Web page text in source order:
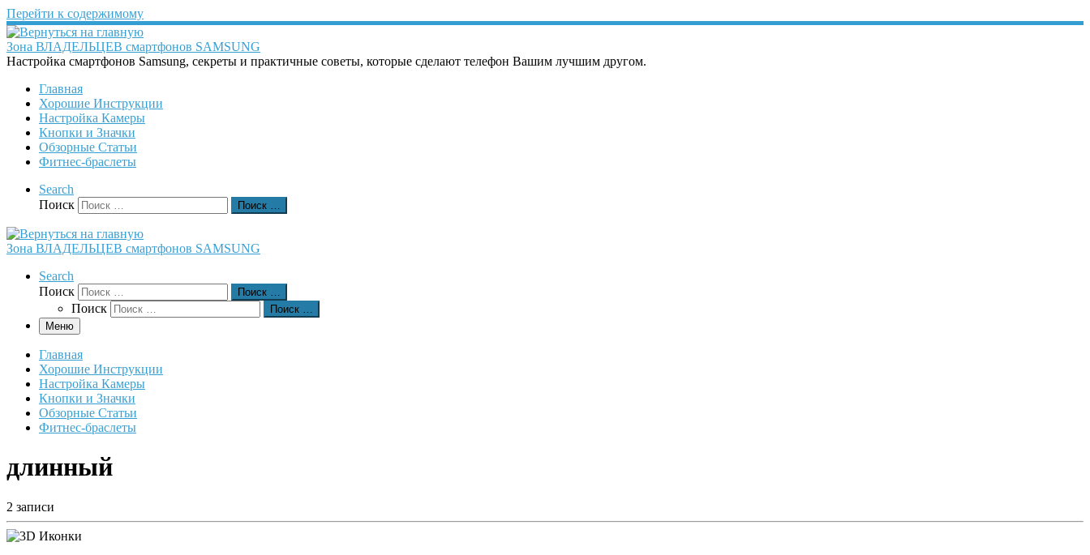
Перейти к содержимому
Зона ВЛАДЕЛЬЦЕВ смартфонов SAMSUNG
Настройка смартфонов Samsung, секреты и практичные советы, которые сделают телефон Вашим лучшим другом.
Главная
Хорошие Инструкции
Настройка Камеры
Кнопки и Значки
Обзорные Статьи
Фитнес-браслеты
Search
Поиск
Поиск …
Зона ВЛАДЕЛЬЦЕВ смартфонов SAMSUNG
Search
Поиск
Поиск …
Поиск
Поиск …
Меню
Главная
Хорошие Инструкции
Настройка Камеры
Кнопки и Значки
Обзорные Статьи
Фитнес-браслеты
длинный
2 записи